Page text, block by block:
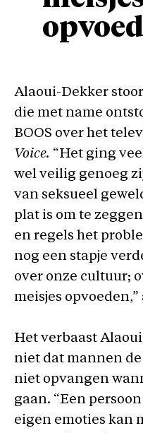
Alaoui-Dekker
die met name
BOOS over het
Voice. “Het ging
wel veilig genoeg
van seksueel
plat is om te
en regels het
nog een stapje
over onze cultuur;
meisjes
Het verbaast
niet dat mannen
niet opvangen
gaan. “Een
eigen emoties kan